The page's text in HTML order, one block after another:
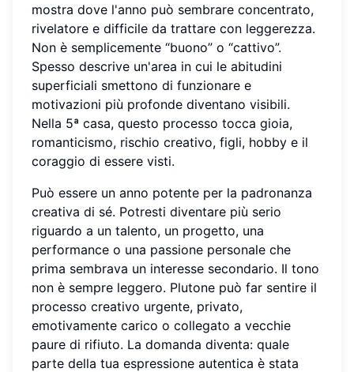
mostra dove l'anno può sembrare concentrato,
rivelatore e difficile da trattare con leggerezza.
Non è semplicemente “buono” o “cattivo”.
Spesso descrive un'area in cui le abitudini
superficiali smettono di funzionare e
motivazioni più profonde diventano visibili.
Nella 5ª casa, questo processo tocca gioia,
romanticismo, rischio creativo, figli, hobby e il
coraggio di essere visti.
Può essere un anno potente per la padronanza
creativa di sé. Potresti diventare più serio
riguardo a un talento, un progetto, una
performance o una passione personale che
prima sembrava un interesse secondario. Il tono
non è sempre leggero. Plutone può far sentire il
processo creativo urgente, privato,
emotivamente carico o collegato a vecchie
paure di rifiuto. La domanda diventa: quale
parte della tua espressione autentica è stata